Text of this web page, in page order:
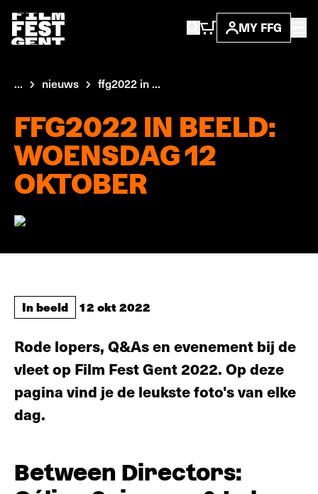
MY FFG
... nieuws ffg2022 in ...
FFG2022 IN BEELD:
WOENSDAG 12
OKTOBER
In beeld 12 okt 2022
Rode lopers, Q&As en evenement bij de
vleet op Film Fest Gent 2022. Op deze
pagina vind je de leukste foto's van elke
dag.
Between Directors: